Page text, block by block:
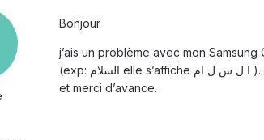
Bonjour
j’ais un problème avec mon
(exp: السلام elle s’affiche ا ل س ل ام ).
et merci d’avance.